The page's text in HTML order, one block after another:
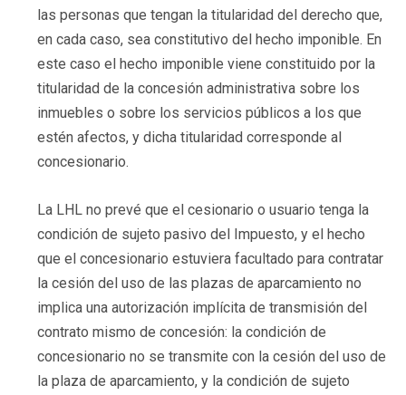
las personas que tengan la titularidad del derecho que,
en cada caso, sea constitutivo del hecho imponible. En
este caso el hecho imponible viene constituido por la
titularidad de la concesión administrativa sobre los
inmuebles o sobre los servicios públicos a los que
estén afectos, y dicha titularidad corresponde al
concesionario.
La LHL no prevé que el cesionario o usuario tenga la
condición de sujeto pasivo del Impuesto, y el hecho
que el concesionario estuviera facultado para contratar
la cesión del uso de las plazas de aparcamiento no
implica una autorización implícita de transmisión del
contrato mismo de concesión: la condición de
concesionario no se transmite con la cesión del uso de
la plaza de aparcamiento, y la condición de sujeto